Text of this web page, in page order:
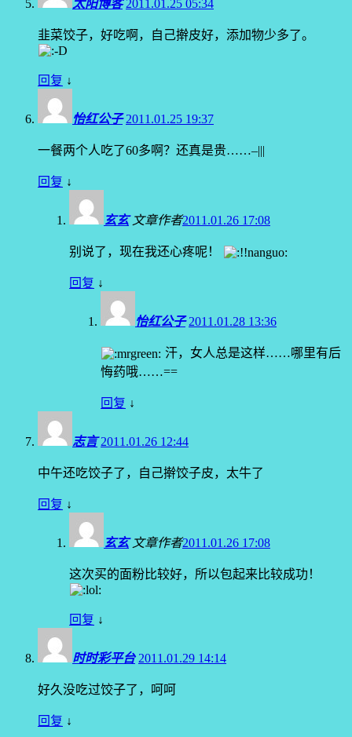
太阳博客 2011.01.25 05:34
韭菜饺子，好吃啊，自己擀皮好，添加物少多了。
回复 ↓
怡红公子 2011.01.25 19:37
一餐两个人吃了60多啊？还真是贵……–|||
回复 ↓
玄玄 文章作者2011.01.26 17:08
别说了，现在我还心疼呢！
回复 ↓
怡红公子 2011.01.28 13:36
汗，女人总是这样……哪里有后
悔药哦……==
回复 ↓
志言 2011.01.26 12:44
中午还吃饺子了，自己擀饺子皮，太牛了
回复 ↓
玄玄 文章作者2011.01.26 17:08
这次买的面粉比较好，所以包起来比较成功！
回复 ↓
时时彩平台 2011.01.29 14:14
好久没吃过饺子了，呵呵
回复 ↓